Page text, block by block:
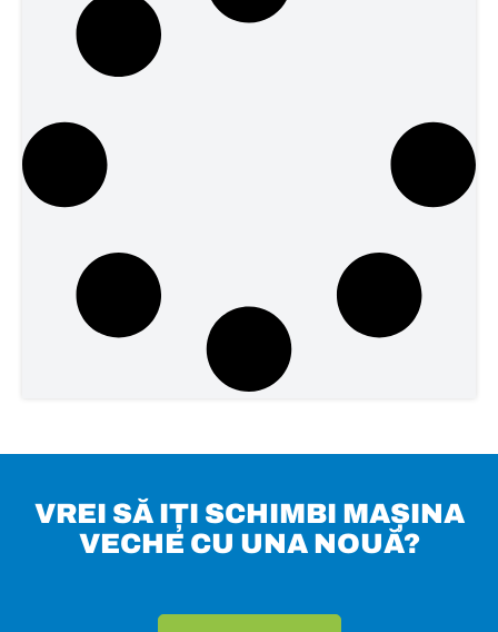
VREI SĂ IȚI SCHIMBI MAȘINA
VECHE CU UNA NOUĂ?